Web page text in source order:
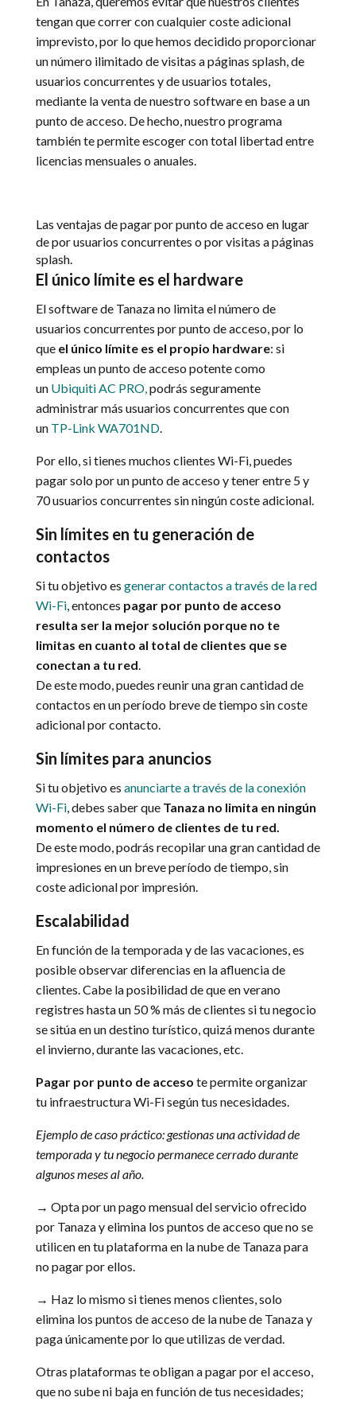
tengan que correr con cualquier coste adicional
imprevisto, por lo que hemos decidido proporcionar
un número ilimitado de visitas a páginas splash, de
usuarios concurrentes y de usuarios totales,
mediante la venta de nuestro software en base a un
punto de acceso. De hecho, nuestro programa
también te permite escoger con total libertad entre
licencias mensuales o anuales.
Las ventajas de pagar por punto de acceso en lugar
de por usuarios concurrentes o por visitas a páginas
splash.
El único límite es el hardware
El software de Tanaza no limita el número de
usuarios concurrentes por punto de acceso, por lo
que el único límite es el propio hardware: si
empleas un punto de acceso potente como
un Ubiquiti AC PRO, podrás seguramente
administrar más usuarios concurrentes que con
un TP-Link WA701ND.
Por ello, si tienes muchos clientes Wi-Fi, puedes
pagar solo por un punto de acceso y tener entre 5 y
70 usuarios concurrentes sin ningún coste adicional.
Sin límites en tu generación de
contactos
Si tu objetivo es generar contactos a través de la red
Wi-Fi, entonces pagar por punto de acceso
resulta ser la mejor solución porque no te
limitas en cuanto al total de clientes que se
conectan a tu red
De este modo, puedes reunir una gran cantidad de
contactos en un período breve de tiempo sin coste
adicional por contacto.
Sin límites para anuncios
Si tu objetivo es anunciarte a través de la conexión
Wi-Fi, debes saber que Tanaza no limita en ningún
momento el número de clientes de tu red.
De este modo, podrás recopilar una gran cantidad de
impresiones en un breve período de tiempo, sin
coste adicional por impresión.
Escalabilidad
En función de la temporada y de las vacaciones, es
posible observar diferencias en la afluencia de
clientes. Cabe la posibilidad de que en verano
registres hasta un 50 % más de clientes si tu negocio
se sitúa en un destino turístico, quizá menos durante
el invierno, durante las vacaciones, etc.
Pagar por punto de acceso te permite organizar
tu infraestructura Wi-Fi según tus necesidades.
Ejemplo de caso práctico: gestionas una actividad de
temporada y tu negocio permanece cerrado durante
algunos meses al año.
→ Opta por un pago mensual del servicio ofrecido
por Tanaza y elimina los puntos de acceso que no se
utilicen en tu plataforma en la nube de Tanaza para
no pagar por ellos.
→ Haz lo mismo si tienes menos clientes, solo
elimina los puntos de acceso de la nube de Tanaza y
paga únicamente por lo que utilizas de verdad.
Otras plataformas te obligan a pagar por el acceso,
que no sube ni baja en función de tus necesidades;